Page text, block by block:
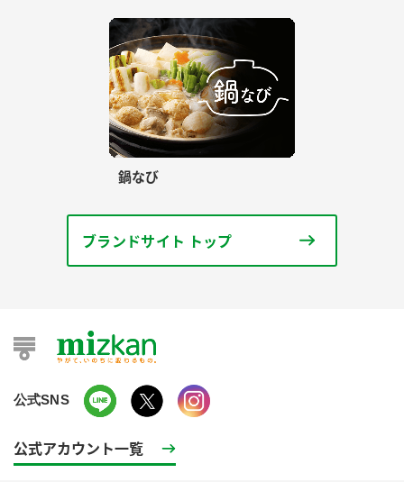
鍋なび
ブランドサイト トップ
公式SNS
公式アカウント一覧